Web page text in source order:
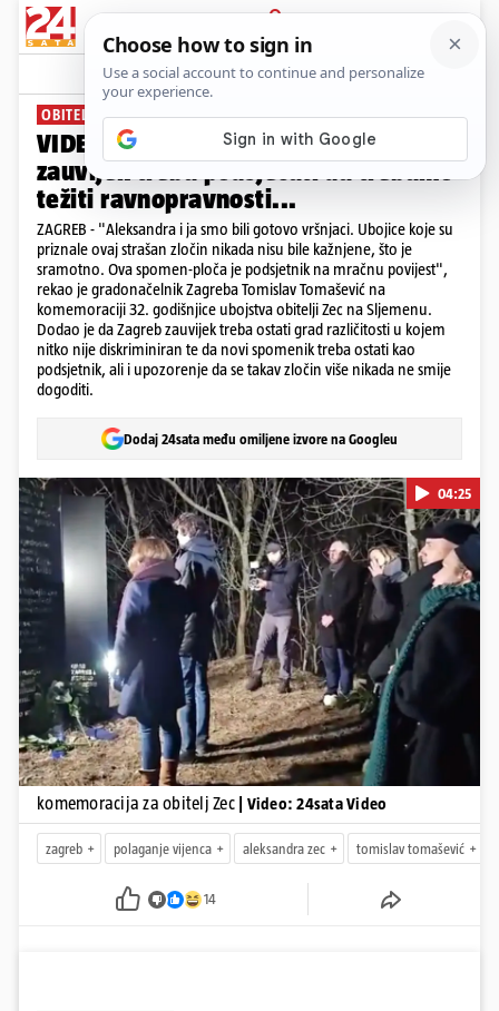
PRIJAVA
News
OBITELJ ZEC DOBILA SPOMENIK
VIDEO Tomašević: Slučaj obitelji Zec
zauvijek treba podsjećati da trebamo
težiti ravnopravnosti...
ZAGREB - "Aleksandra i ja smo bili gotovo vršnjaci. Ubojice koje su
priznale ovaj strašan zločin nikada nisu bile kažnjene, što je
sramotno. Ova spomen-ploča je podsjetnik na mračnu povijest",
rekao je gradonačelnik Zagreba Tomislav Tomašević na
komemoraciji 32. godišnjice ubojstva obitelji Zec na Sljemenu.
Dodao je da Zagreb zauvijek treba ostati grad različitosti u kojem
nitko nije diskriminiran te da novi spomenik treba ostati kao
podsjetnik, ali i upozorenje da se takav zločin više nikada ne smije
dogoditi.
Dodaj 24sata među omiljene izvore na Googleu
Pokretanje videa...
04:25
komemoracija za obitelj Zec | Video: 24sata Video
zagreb polaganje vijenca aleksandra zec tomislav tomašević
14